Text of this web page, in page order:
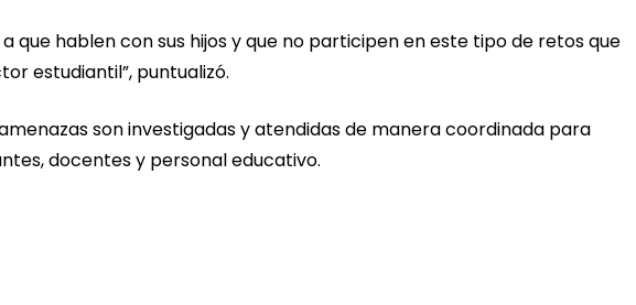
que hablen con sus hijos y que no participen en este tipo de retos que
estudiantil”, puntualizó.
son investigadas y atendidas de manera coordinada para
docentes y personal educativo.